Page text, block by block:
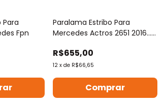
Fpn
Paralama Estribo Para
Mercedes Actros 2651 2016...
R$655,00
12 x de R$66,65
Comprar